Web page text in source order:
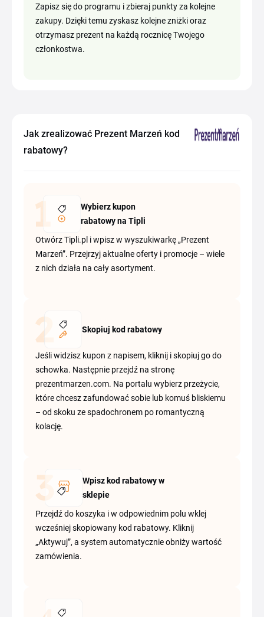
Zapisz się do programu i zbieraj punkty za kolejne
zakupy. Dzięki temu zyskasz kolejne zniżki oraz
otrzymasz prezent na każdą rocznicę Twojego
członkostwa.
Jak zrealizować Prezent Marzeń kod
rabatowy?
Wybierz kupon
rabatowy na Tipli
Otwórz Tipli.pl i wpisz w wyszukiwarkę „Prezent
Marzeń”. Przejrzyj aktualne oferty i promocje – wiele
z nich działa na cały asortyment.
Skopiuj kod rabatowy
Jeśli widzisz kupon z napisem, kliknij i skopiuj go do
schowka. Następnie przejdź na stronę
prezentmarzen.com. Na portalu wybierz przeżycie,
które chcesz zafundować sobie lub komuś bliskiemu
– od skoku ze spadochronem po romantyczną
kolację.
Wpisz kod rabatowy w
sklepie
Przejdź do koszyka i w odpowiednim polu wklej
wcześniej skopiowany kod rabatowy. Kliknij
„Aktywuj”, a system automatycznie obniży wartość
zamówienia.